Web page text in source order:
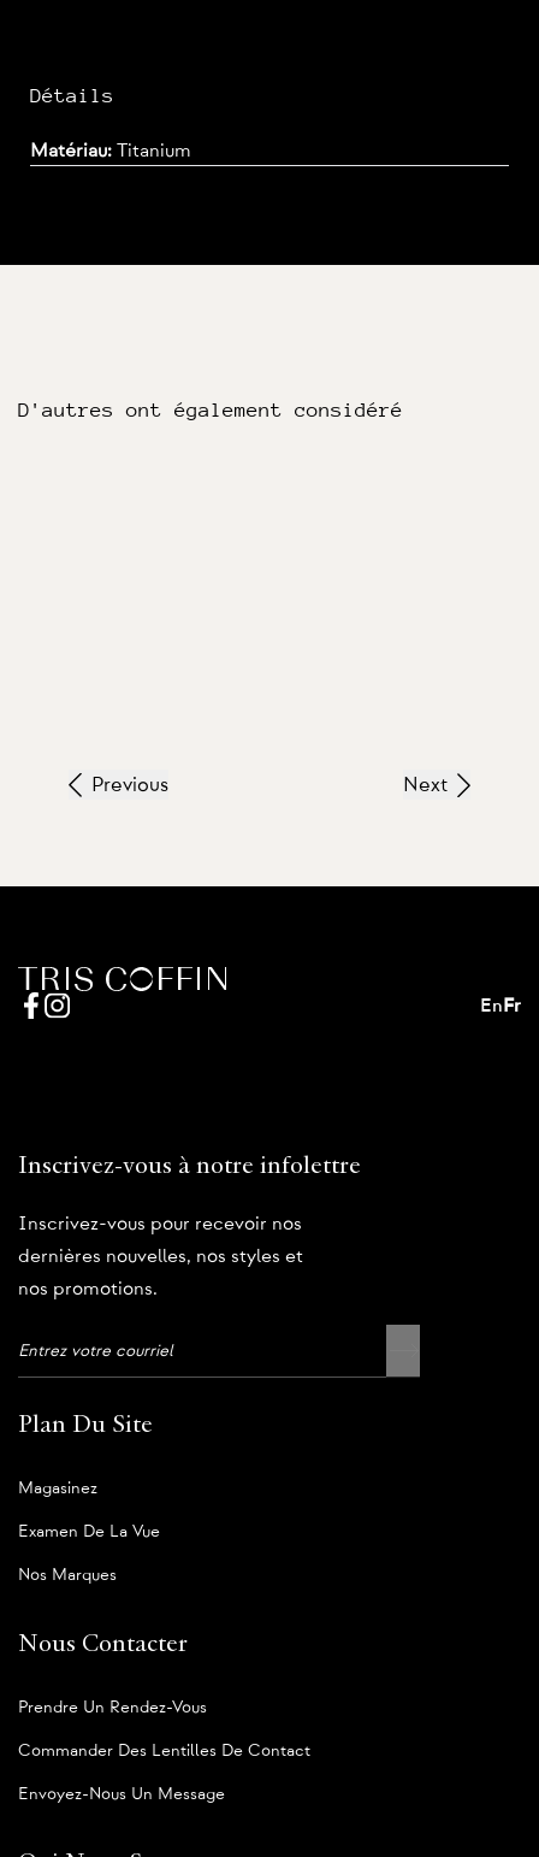
Détails
Matériau: Titanium
D'autres ont également considéré
Previous Next
En Fr
Inscrivez-vous à notre infolettre
Inscrivez-vous pour recevoir nos
dernières nouvelles, nos styles et
nos promotions.
Plan Du Site
Magasinez
Examen De La Vue
Nos Marques
Nous Contacter
Prendre Un Rendez-Vous
Commander Des Lentilles De Contact
Envoyez-Nous Un Message